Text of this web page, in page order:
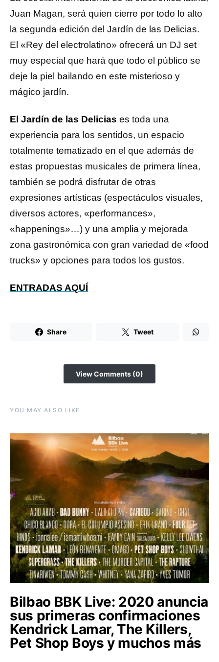
Juan Magan, será quien cierre por todo lo alto
la segunda edición del Jardín de las Delicias.
El «Rey del electrolatino» ofrecerá un DJ set
muy especial que hará que todo el público se
deje la piel bailando en este misterioso y
mágico jardín.
El Jardín de las Delicias es toda una
experiencia para los sentidos, un espacio
totalmente tematizado en el que además de
estas propuestas musicales de primera línea,
también se podrá disfrutar de otras
expresiones artísticas (espectáculos visuales,
diversos actores, «performances»,
«happenings»…) y una amplia y mejorada
zona gastronómica con gran variedad de «food
trucks» y opciones para todos los gustos.
ENTRADAS AQUÍ
Share Tweet
View Comments (0)
YOU MAY ALSO LIKE
Bilbao BBK Live: 2020 anuncia
sus primeras confirmaciones
Kendrick Lamar, The Killers,
Pet Shop Boys y muchos más